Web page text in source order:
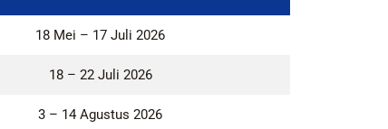
18 Mei – 17 Juli 2026
18 – 22 Juli 2026
3 – 14 Agustus 2026